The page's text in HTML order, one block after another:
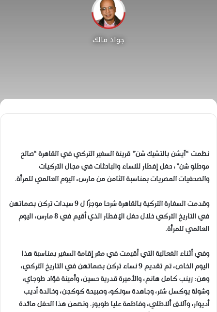
جواد مالك
نظمت “آيشن بالتشيك شن” قرينة السفير التركي في القاهرة “صالح
موطلو شن”، حفل إفطار للنساء والباحثات في مجال التركيات
والصحفيات المصريات بمناسبة الثامن من مارس، اليوم العالمي للمرأة.
وقدمت السفارة التركية بالقاهرة شرحا موجزًا ل 9 سيدات تركن بصماتهن
في التاريخ التركي خلال حفل الإفطار الذي أقيم في 8 مارس، اليوم
العالمي للمرأة.
وفي أثناء الفعالية التي أقيمت في مقر إقامة السفير بمناسبة هذا
اليوم الخاص، تم تقديم 9 نساء تركن بصماتهن في التاريخ التركي،
وهن: زينب كامل هانم، والأميرة قدرية حسين، وأمينة فؤاد طوجاي،
وشولة يوكسل شنر، وجاهدة سونكو، وصبيحة كوكجن، وخالدة أديب
أديوار، وآلاف ألاطلي، وفاطمة عليا طوبوز. وتضمن هذا الحفل مائدة